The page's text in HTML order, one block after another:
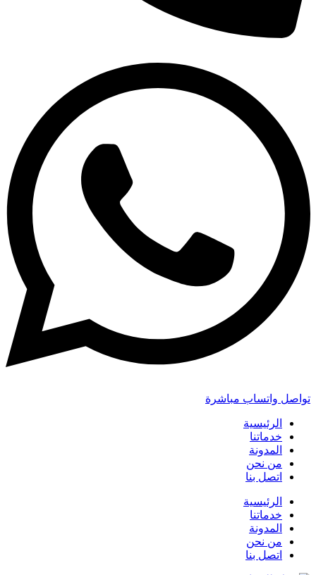
تواصل واتساب مباشرة
الرئيسية
خدماتنا
المدونة
من نحن
اتصل بنا
الرئيسية
خدماتنا
المدونة
من نحن
اتصل بنا